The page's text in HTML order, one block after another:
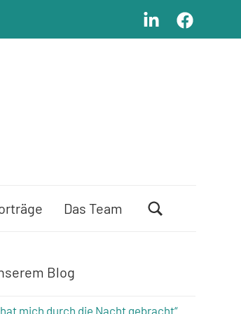
LinkedInFacebook
Das Team
Blog
mich durch die Nacht gebracht“